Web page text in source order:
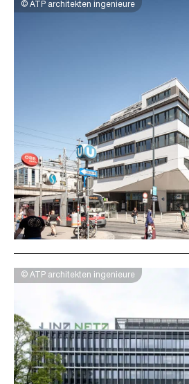
© ATP architekten ingenieure
© ATP architekten ingenieure